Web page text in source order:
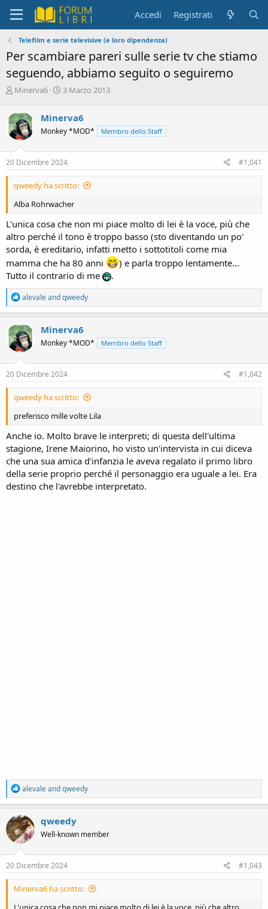
Accedi Registrati
Telefilm e serie televisive (e loro dipendenza)
Per scambiare pareri sulle serie tv che stiamo
seguendo, abbiamo seguito o seguiremo
C
e
a
t
o
r
e
i
c
s
s
i
o
n
Minerva6
D
a
d
i
n
z
o
3 Marzo 2013
Minerva6
Monkey *MOD* Membro dello Staff
20 Dicembre 2024 #1,041
qweedy ha scritto:
Alba Rohrwacher
L'unica cosa che non mi piace molto di lei è la voce, più che
altro perché il tono è troppo basso (sto diventando un po'
sorda, è ereditario, infatti metto i sottotitoli come mia
mamma che ha 80 anni
) e parla troppo lentamente...
Tutto il contrario di me
.
R
e
a
c
t
i
o
n
s
alevaleandqweedy
Minerva6
Monkey *MOD* Membro dello Staff
20 Dicembre 2024 #1,042
qweedy ha scritto:
preferisco mille volte Lila
Anche io. Molto brave le interpreti; di questa dell'ultima
stagione, Irene Maiorino, ho visto un'intervista in cui diceva
che una sua amica d'infanzia le aveva regalato il primo libro
della serie proprio perché il personaggio era uguale a lei. Era
destino che l'avrebbe interpretato.
R
e
a
c
t
i
o
n
s
alevaleandqweedy
qweedy
Well-known member
20 Dicembre 2024 #1,043
Minerva6 ha scritto: